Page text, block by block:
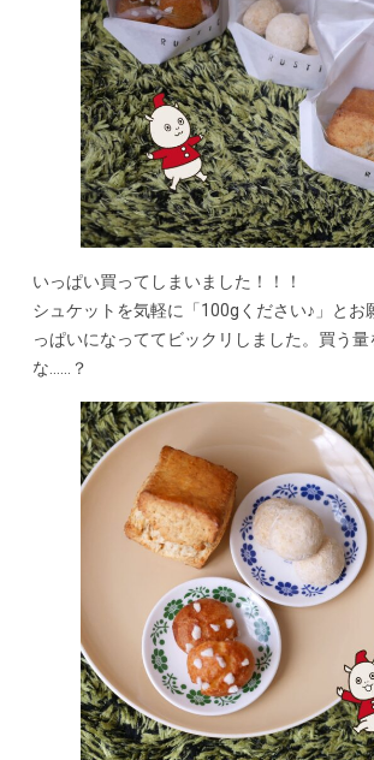
いっぱい買ってしまいました！！！
シュケットを気軽に「100gください♪」とお
っぱいになっててビックリしました。買う
な……？